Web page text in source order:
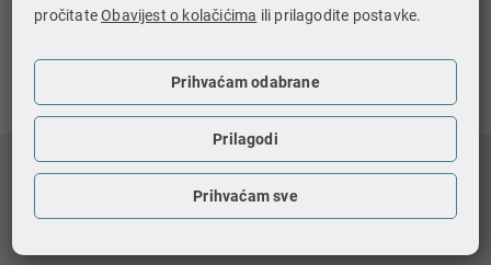
Objavljeno: 29.05.2026.
Nagradna igra
pročitateObavijest o kolačićima ili prilagodite postavke.
Prihvaćam odabrane
Prilagodi
Prihvaćam sve